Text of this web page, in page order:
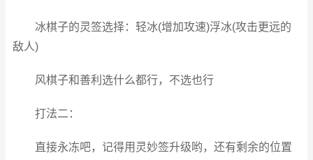
冰棋子的灵签选择：轻冰(增加攻速)浮冰(攻击更远的
敌人)
风棋子和善利选什么都行，不选也行
打法二：
直接永冻吧，记得用灵妙签升级哟，还有剩余的位置